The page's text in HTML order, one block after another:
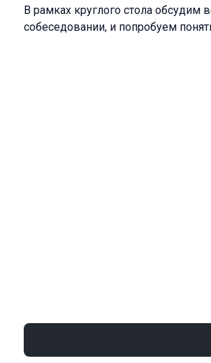
В рамках круглого стола обсудим
собеседовании, и попробуем